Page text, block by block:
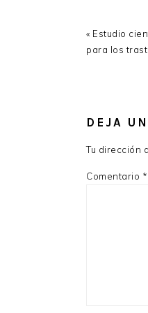
Previous
Post:
« Estudio
para los
DEJA
Tu dirección
Comentario *